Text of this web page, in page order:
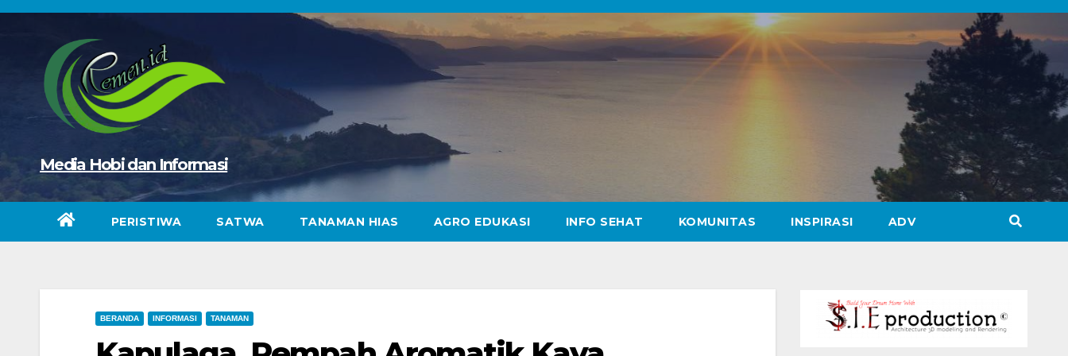
Skip
Media Hobi dan Informasi
PERISTIWA SATWA TANAMAN HIAS AGRO EDUKASI INFO SEHAT KOMUNITAS INSPIRASI ADV
BERANDA INFORMASI TANAMAN